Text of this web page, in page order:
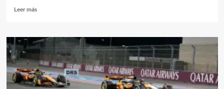
Leer másLeer
Con
un
auto
inestable
Colapinto
terminó